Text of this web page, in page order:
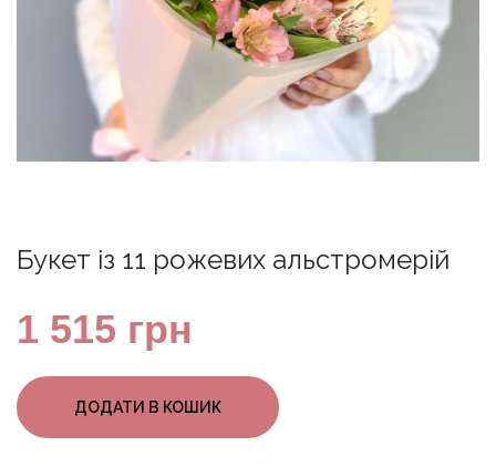
Букет із 11 рожевих альстромерій
1 515 грн
ДОДАТИ В КОШИК